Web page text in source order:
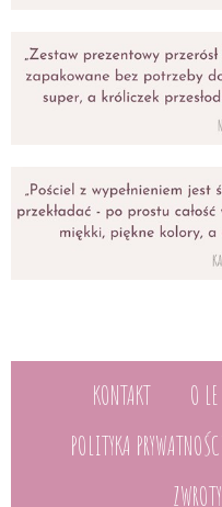
KONTAKT O
POLITYKA